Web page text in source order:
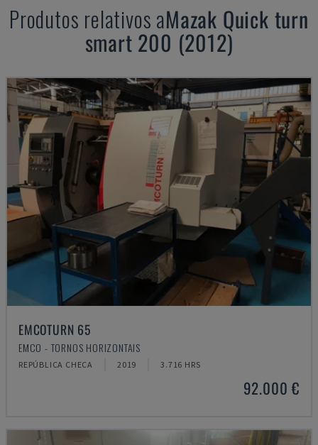
Produtos relativos aMazak Quick turn
smart 200 (2012)
EMCOTURN 65
EMCO - TORNOS HORIZONTAIS
REPÚBLICA CHECA 2019 3.716 HRS
92.000 €